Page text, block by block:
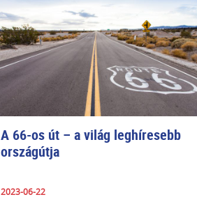
A 66-os út – a világ leghíresebb
országútja
2023-06-22